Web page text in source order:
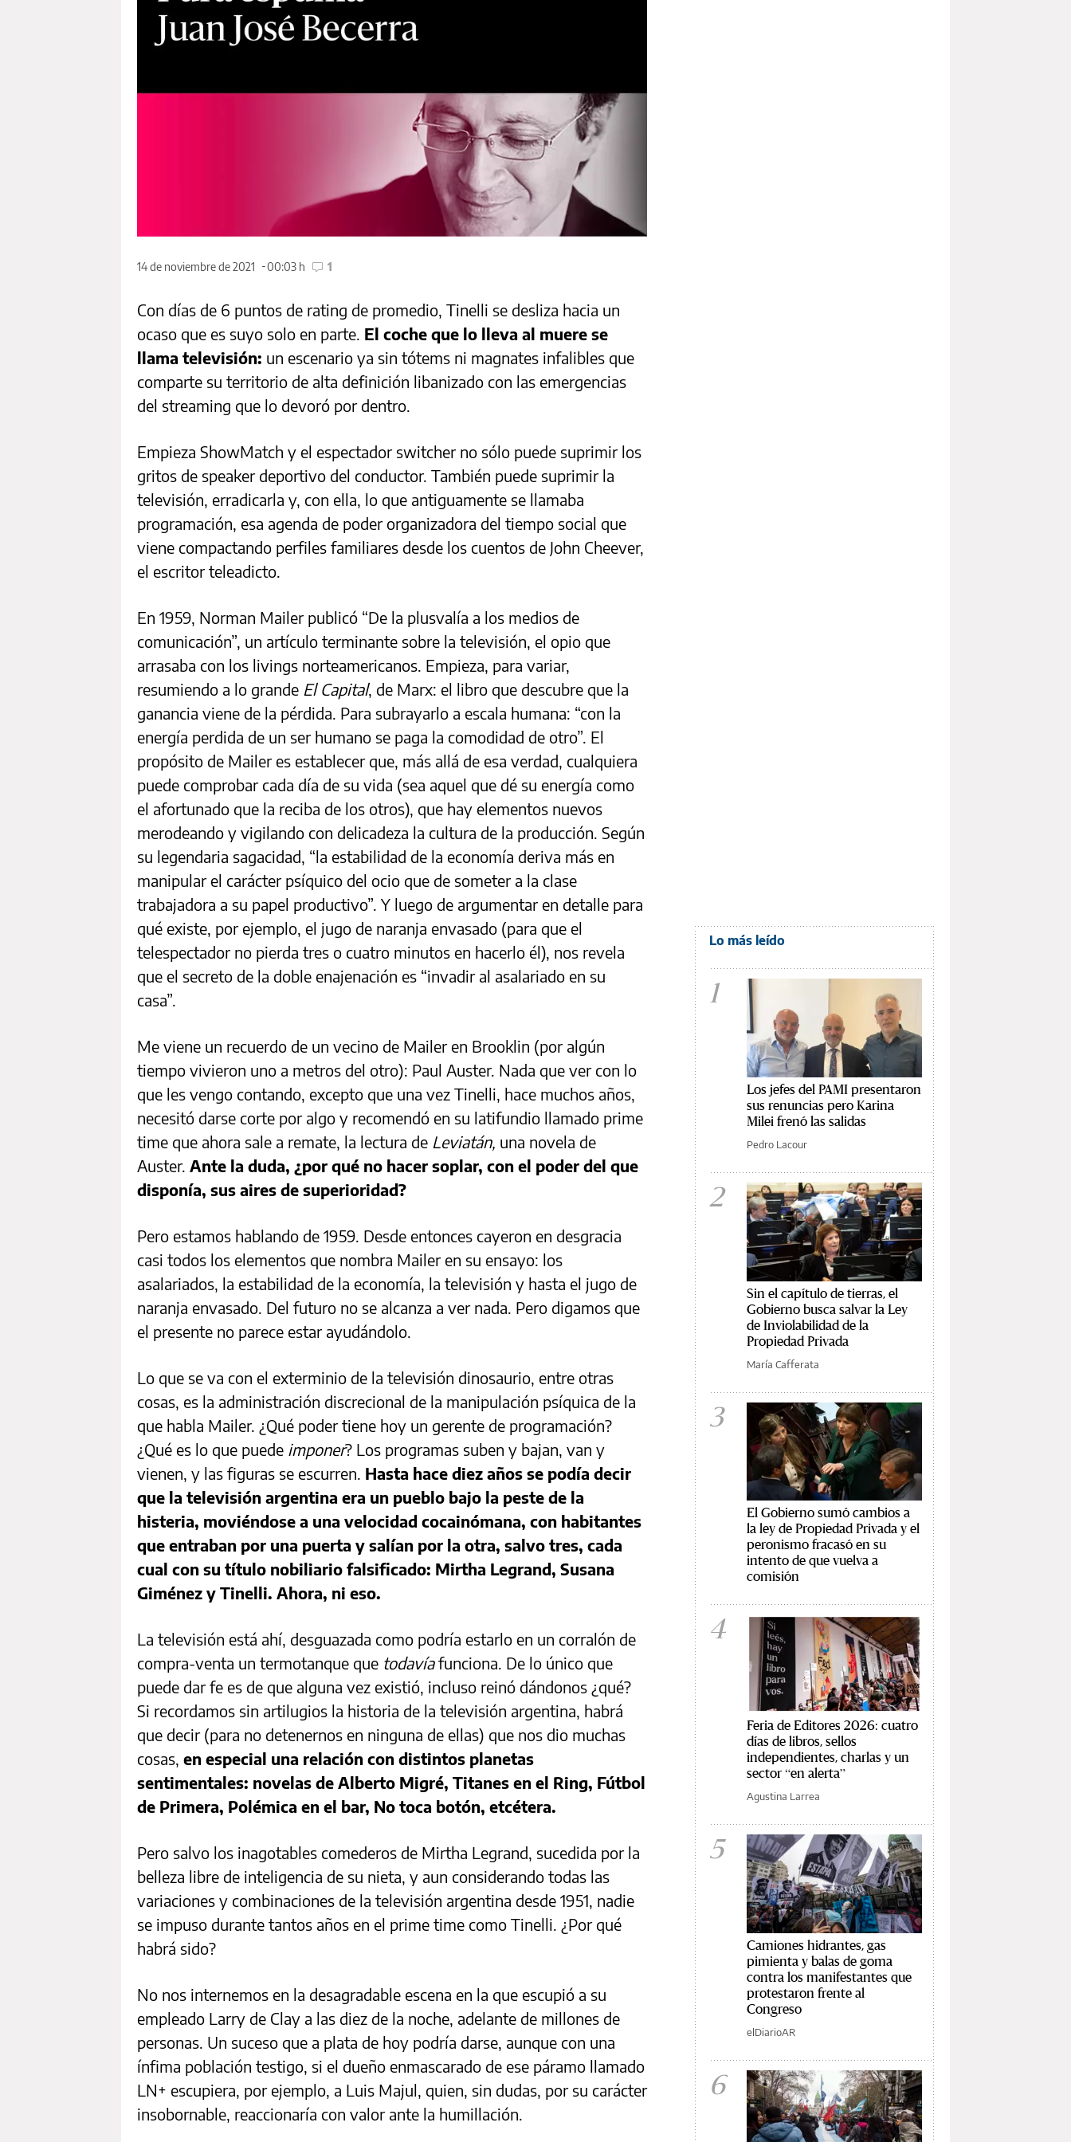
14 de noviembre de 2021 00:03 h 1
Con días de 6 puntos de rating de promedio, Tinelli se desliza hacia un
ocaso que es suyo solo en parte. El coche que lo lleva al muere se
llama televisión: un escenario ya sin tótems ni magnates infalibles que
comparte su territorio de alta definición libanizado con las emergencias
del streaming que lo devoró por dentro.
Empieza ShowMatch y el espectador switcher no sólo puede suprimir los
gritos de speaker deportivo del conductor. También puede suprimir la
televisión, erradicarla y, con ella, lo que antiguamente se llamaba
programación, esa agenda de poder organizadora del tiempo social que
viene compactando perfiles familiares desde los cuentos de John Cheever,
el escritor teleadicto.
En 1959, Norman Mailer publicó “De la plusvalía a los medios de
comunicación”, un artículo terminante sobre la televisión, el opio que
arrasaba con los livings norteamericanos. Empieza, para variar,
resumiendo a lo grande El Capital, de Marx: el libro que descubre que la
ganancia viene de la pérdida. Para subrayarlo a escala humana: “con la
energía perdida de un ser humano se paga la comodidad de otro”. El
propósito de Mailer es establecer que, más allá de esa verdad, cualquiera
puede comprobar cada día de su vida (sea aquel que dé su energía como
el afortunado que la reciba de los otros), que hay elementos nuevos
merodeando y vigilando con delicadeza la cultura de la producción. Según
su legendaria sagacidad, “la estabilidad de la economía deriva más en
manipular el carácter psíquico del ocio que de someter a la clase
trabajadora a su papel productivo”. Y luego de argumentar en detalle para
qué existe, por ejemplo, el jugo de naranja envasado (para que el
telespectador no pierda tres o cuatro minutos en hacerlo él), nos revela
que el secreto de la doble enajenación es “invadir al asalariado en su
casa”.
Me viene un recuerdo de un vecino de Mailer en Brooklin (por algún
tiempo vivieron uno a metros del otro): Paul Auster. Nada que ver con lo
que les vengo contando, excepto que una vez Tinelli, hace muchos años,
necesitó darse corte por algo y recomendó en su latifundio llamado prime
time que ahora sale a remate, la lectura de Leviatán, una novela de
Auster. Ante la duda, ¿por qué no hacer soplar, con el poder del que
disponía, sus aires de superioridad?
Pero estamos hablando de 1959. Desde entonces cayeron en desgracia
casi todos los elementos que nombra Mailer en su ensayo: los
asalariados, la estabilidad de la economía, la televisión y hasta el jugo de
naranja envasado. Del futuro no se alcanza a ver nada. Pero digamos que
el presente no parece estar ayudándolo.
Lo que se va con el exterminio de la televisión dinosaurio, entre otras
cosas, es la administración discrecional de la manipulación psíquica de la
que habla Mailer. ¿Qué poder tiene hoy un gerente de programación?
¿Qué es lo que puede imponer? Los programas suben y bajan, van y
vienen, y las figuras se escurren. Hasta hace diez años se podía decir
que la televisión argentina era un pueblo bajo la peste de la
histeria, moviéndose a una velocidad cocainómana, con habitantes
que entraban por una puerta y salían por la otra, salvo tres, cada
cual con su título nobiliario falsificado: Mirtha Legrand, Susana
Giménez y Tinelli. Ahora, ni eso.
La televisión está ahí, desguazada como podría estarlo en un corralón de
compra-venta un termotanque que todavíafunciona. De lo único que
puede dar fe es de que alguna vez existió, incluso reinó dándonos ¿qué?
Si recordamos sin artilugios la historia de la televisión argentina, habrá
que decir (para no detenernos en ninguna de ellas) que nos dio muchas
cosas, en especial una relación con distintos planetas
sentimentales: novelas de Alberto Migré, Titanes en el Ring, Fútbol
de Primera, Polémica en el bar, No toca botón, etcétera.
Pero salvo los inagotables comederos de Mirtha Legrand, sucedida por la
belleza libre de inteligencia de su nieta, y aun considerando todas las
variaciones y combinaciones de la televisión argentina desde 1951, nadie
se impuso durante tantos años en el prime time como Tinelli. ¿Por qué
habrá sido?
No nos internemos en la desagradable escena en la que escupió a su
empleado Larry de Clay a las diez de la noche, adelante de millones de
personas. Un suceso que a plata de hoy podría darse, aunque con una
ínfima población testigo, si el dueño enmascarado de ese páramo llamado
LN+ escupiera, por ejemplo, a Luis Majul, quien, sin dudas, por su carácter
insobornable, reaccionaría con valor ante la humillación.
Lo más leído
1
Los jefes del PAMI presentaron
sus renuncias pero Karina
Milei frenó las salidas
Pedro Lacour
2
Sin el capítulo de tierras, el
Gobierno busca salvar la Ley
de Inviolabilidad de la
Propiedad Privada
María Cafferata
3
El Gobierno sumó cambios a
la ley de Propiedad Privada y el
peronismo fracasó en su
intento de que vuelva a
comisión
4
Feria de Editores 2026: cuatro
días de libros, sellos
independientes, charlas y un
sector “en alerta”
Agustina Larrea
5
Camiones hidrantes, gas
pimienta y balas de goma
contra los manifestantes que
protestaron frente al
Congreso
elDiarioAR
6